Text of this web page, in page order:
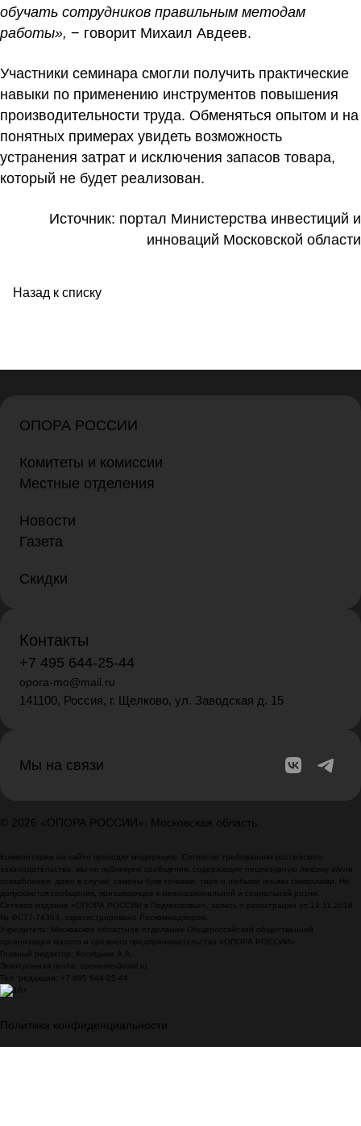
обучать сотрудников правильным методам
работы», − говорит Михаил Авдеев.
Участники семинара смогли получить практические
навыки по применению инструментов повышения
производительности труда. Обменяться опытом и на
понятных примерах увидеть возможность
устранения затрат и исключения запасов товара,
который не будет реализован.
Источник: портал Министерства инвестиций и
инноваций Московской области
Назад к списку
ОПОРА РОССИИ
Комитеты и комиссии
Местные отделения
Новости
Газета
Скидки
Контакты
+7 495 644-25-44
opora-mo@mail.ru
141100, Россия, г. Щелково, ул. Заводская д. 15
Мы на связи
© 2026 «ОПОРА РОССИИ»: Московская область
Комментарии на сайте проходят модерацию. Согласно требованиям российского
законодательства, мы не публикуем сообщения, содержащие нецензурную лексику и/или
оскорбления, даже в случае замены букв точками, тире и любыми иными символами. Не
допускаются сообщения, призывающие к межнациональной и социальной розни.
Сетевое издание «ОПОРА РОССИИ в Подмосковье», запись о регистрации от 19.11.2018
№ ФС77-74363, зарегистрировано Роскомнадзором.
Учредитель: Московское областное отделение Общероссийской общественной
организации малого и среднего предпринимательства «ОПОРА РОССИИ»
Главный редактор: Косицына А.А.
Электронная почта: opora-mo@mail.ru
Тел. редакции: +7 495 644-25-44
Политика конфиденциальности